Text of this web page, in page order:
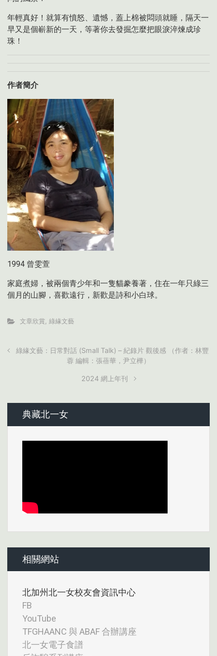
年輕真好！就算有憤怒、遺憾，蓋上棉被悶頭就睡，隔天一
早又是個嶄新的一天，等著你去發掘怎麼把眼淚淬煉成珍
珠！
作者簡介
1994 曾雯萱
家庭煮婦，被兩個青少年和一隻貓豢養著，住在一年只綠三
個月的山腳，喜歡遠行，新歡是詩和小白球。
文章欣賞 綠緣文藝
綠緣文藝：日常對話 (Small Talk) – 紀錄片 觀後感 （作者：林豐
蓉 編輯：張蓓華，尹立樺）
2024 網上年刊
典藏北一女
相關網站
北加州北一女校友會資訊中心
FB
YouTube
TFGHAANC 與 ABAF 合辦講座
北一女電子食譜